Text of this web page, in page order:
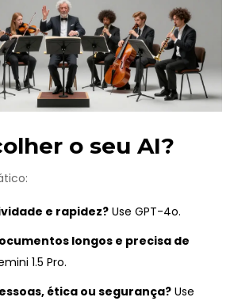
o seu AI?
e rapidez? Use GPT-4o.
longos e precisa de
1.5 Pro.
ética ou segurança? Use